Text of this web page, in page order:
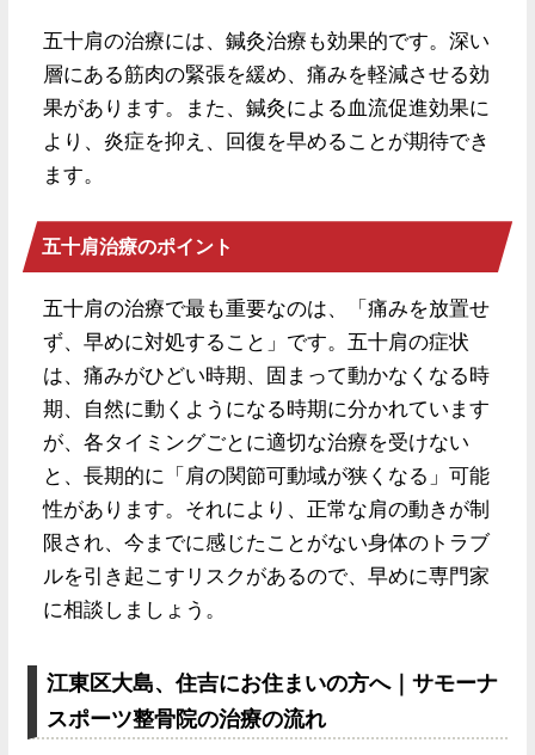
五十肩の治療には、鍼灸治療も効果的です。深い
層にある筋肉の緊張を緩め、痛みを軽減させる効
果があります。また、鍼灸による血流促進効果に
より、炎症を抑え、回復を早めることが期待でき
ます。
五十肩治療のポイント
五十肩の治療で最も重要なのは、「痛みを放置せ
ず、早めに対処すること」です。五十肩の症状
は、痛みがひどい時期、固まって動かなくなる時
期、自然に動くようになる時期に分かれています
が、各タイミングごとに適切な治療を受けない
と、長期的に「肩の関節可動域が狭くなる」可能
性があります。それにより、正常な肩の動きが制
限され、今までに感じたことがない身体のトラブ
ルを引き起こすリスクがあるので、早めに専門家
に相談しましょう。
江東区大島、住吉にお住まいの方へ｜サモーナ
スポーツ整骨院の治療の流れ